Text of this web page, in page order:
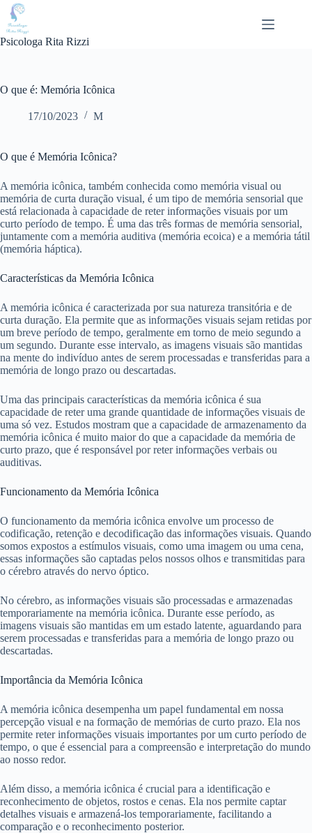
Pular
para
conteúdo
Psicologa Rita Rizzi
O que é: Memória Icônica
17/10/2023 M
O que é Memória Icônica?
A memória icônica, também conhecida como memória visual ou
memória de curta duração visual, é um tipo de memória sensorial que
está relacionada à capacidade de reter informações visuais por um
curto período de tempo. É uma das três formas de memória sensorial,
juntamente com a memória auditiva (memória ecoica) e a memória tátil
(memória háptica).
Características da Memória Icônica
A memória icônica é caracterizada por sua natureza transitória e de
curta duração. Ela permite que as informações visuais sejam retidas por
um breve período de tempo, geralmente em torno de meio segundo a
um segundo. Durante esse intervalo, as imagens visuais são mantidas
na mente do indivíduo antes de serem processadas e transferidas para a
memória de longo prazo ou descartadas.
Uma das principais características da memória icônica é sua
capacidade de reter uma grande quantidade de informações visuais de
uma só vez. Estudos mostram que a capacidade de armazenamento da
memória icônica é muito maior do que a capacidade da memória de
curto prazo, que é responsável por reter informações verbais ou
auditivas.
Funcionamento da Memória Icônica
O funcionamento da memória icônica envolve um processo de
codificação, retenção e decodificação das informações visuais. Quando
somos expostos a estímulos visuais, como uma imagem ou uma cena,
essas informações são captadas pelos nossos olhos e transmitidas para
o cérebro através do nervo óptico.
No cérebro, as informações visuais são processadas e armazenadas
temporariamente na memória icônica. Durante esse período, as
imagens visuais são mantidas em um estado latente, aguardando para
serem processadas e transferidas para a memória de longo prazo ou
descartadas.
Importância da Memória Icônica
A memória icônica desempenha um papel fundamental em nossa
percepção visual e na formação de memórias de curto prazo. Ela nos
permite reter informações visuais importantes por um curto período de
tempo, o que é essencial para a compreensão e interpretação do mundo
ao nosso redor.
Além disso, a memória icônica é crucial para a identificação e
reconhecimento de objetos, rostos e cenas. Ela nos permite captar
detalhes visuais e armazená-los temporariamente, facilitando a
comparação e o reconhecimento posterior.